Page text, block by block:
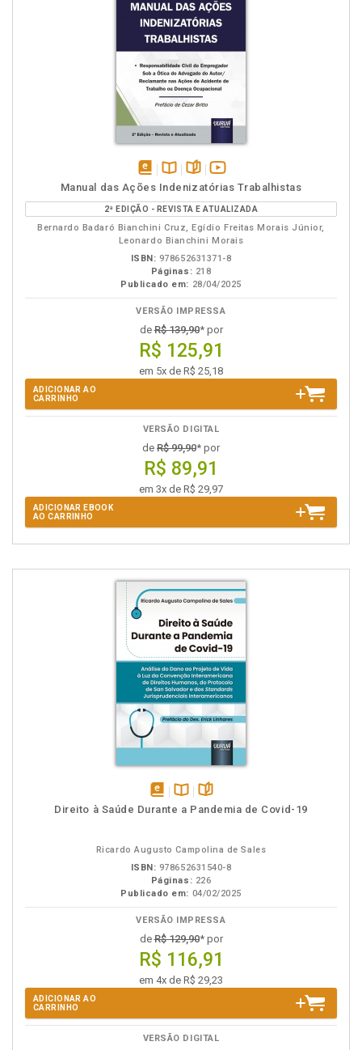
disponível
em
eBook
Disponível
na
B.V.
páginas
vídeo
da
obra
Manual das Ações Indenizatórias Trabalhistas
2ª EDIÇÃO - REVISTA E ATUALIZADA
Bernardo Badaró Bianchini Cruz, Egídio Freitas Morais Júnior,
Leonardo Bianchini Morais
ISBN: 978652631371-8
Páginas: 218
Publicado em: 28/04/2025
VERSÃO IMPRESSA
deR$ 139,90* por
R$ 125,91
em 5x de R$ 25,18
ADICIONAR AO
CARRINHO
VERSÃO DIGITAL
de R$ 99,90* por
R$ 89,91
em 3x de R$ 29,97
ADICIONAR EBOOK
AO CARRINHO
disponível
Disponível
páginas
Direito à Saúde Durante a Pandemia de Covid-19
Ricardo Augusto Campolina de Sales
ISBN: 978652631540-8
Páginas: 226
Publicado em: 04/02/2025
VERSÃO IMPRESSA
deR$ 129,90* por
R$ 116,91
em 4x de R$ 29,23
ADICIONAR AO
CARRINHO
VERSÃO DIGITAL